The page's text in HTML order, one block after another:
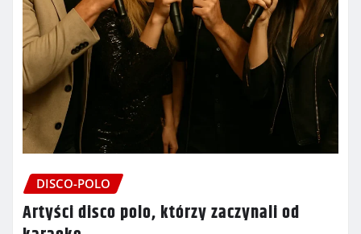
DISCO-POLO
Artyści disco polo, którzy zaczynali od